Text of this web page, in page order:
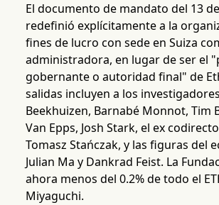
El documento de mandato del 13
redefinió explícitamente a la
fines de lucro con sede en Suiza
administradora, en lugar de ser el
gobernante o autoridad final" de
salidas incluyen a los
Beekhuizen, Barnabé Monnot, Tim
Van Epps, Josh Stark, el ex
Tomasz Stańczak, y las figuras del
Julian Ma y Dankrad Feist. La
ahora menos del 0.2% de todo el
Miyaguchi.